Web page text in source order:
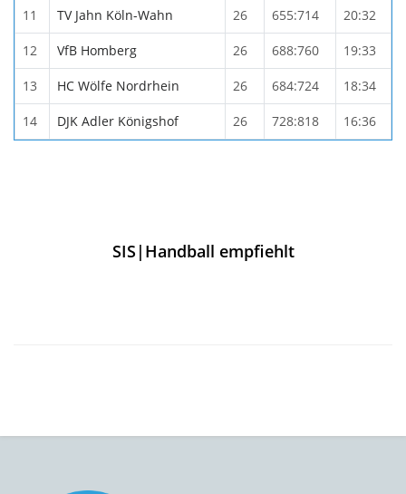
11 TV Jahn Köln-Wahn 26 655:714 20:32
12 VfB Homberg 26 688:760 19:33
13 HC Wölfe Nordrhein 26 684:724 18:34
14 DJK Adler Königshof 26 728:818 16:36
SIS|Handball empfiehlt